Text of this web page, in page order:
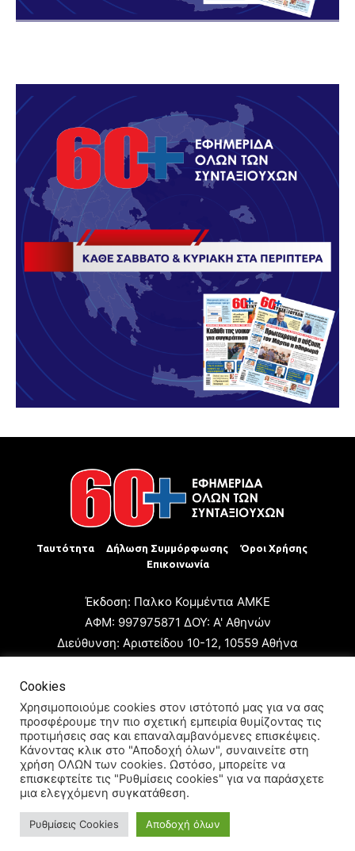
Ταυτότητα Δήλωση Συμμόρφωσης
Όροι Χρήσης
Επικοινωνία
Έκδοση: Παλκο Κομμέντια ΑΜΚΕ
ΑΦΜ: 997975871 ΔΟΥ: Α' Αθηνών
Διεύθυνση: Αριστείδου 10-12, 10559 Αθήνα
Ιδιοκτήτης: Παλκο Κομμέντια ΑΜΚΕ
Διευθυντής: Ιωάννης Παπαγεωργίου
Διευθυντής Σύνταξης: Μαρία Καραολάνη
Διαχειριστής και Δικαιούχος ονόματος τομέα: Ιωάννης
Παπαγεωργίου
© 2024 All Rights Reserved.
Cookies
Χρησιμοποιούμε cookies στον ιστότοπό μας για να σας
προσφέρουμε την πιο σχετική εμπειρία θυμίζοντας τις
προτιμήσεις σας και επαναλαμβανόμενες επισκέψεις.
Κάνοντας κλικ στο "Αποδοχή όλων", συναινείτε στη
χρήση ΟΛΩΝ των cookies. Ωστόσο, μπορείτε να
επισκεφτείτε τις "Ρυθμίσεις cookies" για να παράσχετε
μια ελεγχόμενη συγκατάθεση.
Ρυθμίσεις Cookies Αποδοχή όλων